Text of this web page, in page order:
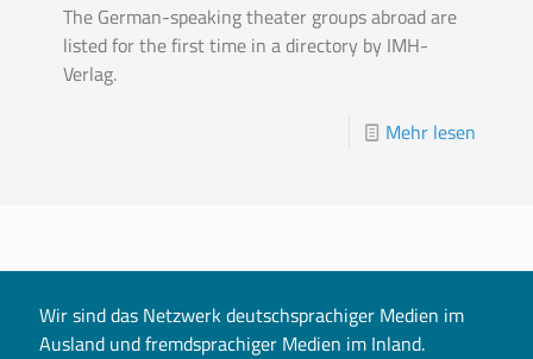
The German-speaking theater groups abroad are
listed for the first time in a directory by IMH-
Verlag.
Mehr lesen
Wir sind das Netzwerk deutschsprachiger Medien im
Ausland und fremdsprachiger Medien im Inland.